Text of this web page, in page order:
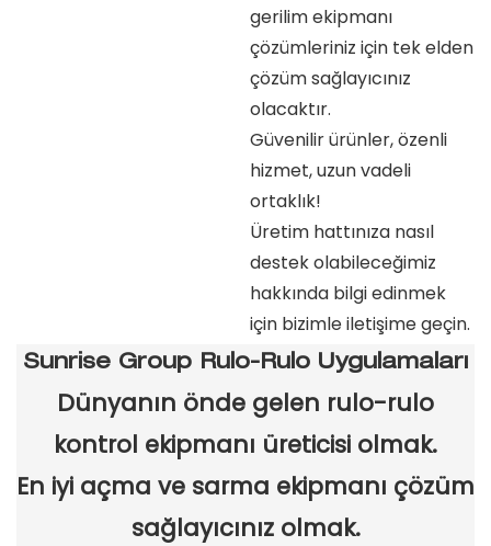
gerilim ekipmanı
çözümleriniz için tek elden
çözüm sağlayıcınız
olacaktır.
Güvenilir ürünler, özenli
hizmet, uzun vadeli
ortaklık!
Üretim hattınıza nasıl
destek olabileceğimiz
hakkında bilgi edinmek
için bizimle iletişime geçin.
Sunrise Group Rulo-Rulo Uygulamaları
Dünyanın önde gelen rulo-rulo
kontrol ekipmanı üreticisi olmak.
En iyi açma ve sarma ekipmanı çözüm
sağlayıcınız olmak.